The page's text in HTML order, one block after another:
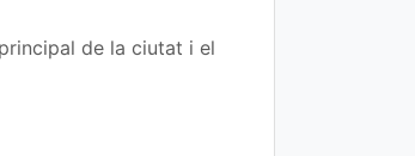
de la ciutat i el